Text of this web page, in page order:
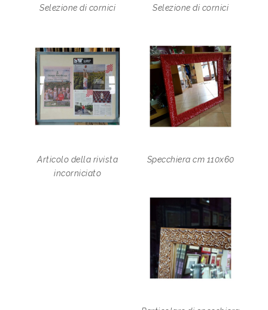
Selezione di cornici Selezione di cornici
Articolo della rivista
incorniciato
Specchiera cm 110x60